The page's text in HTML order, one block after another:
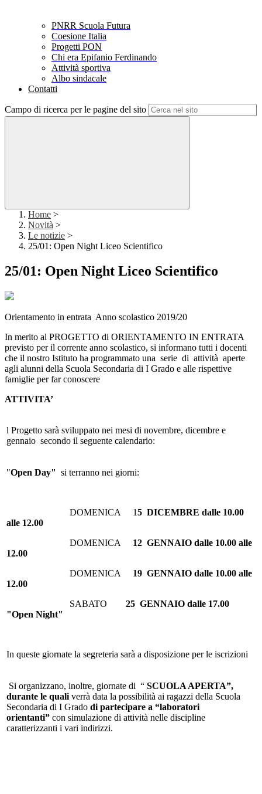
PNRR Scuola Futura
Coesione Italia
Progetti PON
Chi era Epifanio Ferdinando
Attività sportiva
Albo sindacale
Contatti
Campo di ricerca per le pagine del sito
Home >
Novità >
Le notizie >
25/01: Open Night Liceo Scientifico
25/01: Open Night Liceo Scientifico
Orientamento in entrata Anno scolastico 2019/20
In merito al PROGETTO di ORIENTAMENTO IN ENTRATA
previsto per il corrente anno scolastico, si informano tutti i docenti
che il nostro Istituto ha programmato una serie di attività aperte
agli alunni della Scuola Secondaria di I Grado e alle rispettive
famiglie per far conoscere
ATTIVITA’
l Progetto sarà sviluppato nei mesi di novembre, dicembre e
gennaio secondo il seguente calendario:
"Open Day" si terranno nei giorni:
DOMENICA 15 DICEMBRE dalle 10.00
alle 12.00
DOMENICA 12 GENNAIO dalle 10.00 alle
12.00
DOMENICA 19 GENNAIO dalle 10.00 alle
12.00
SABATO
25 GENNAIO dalle 17.00
"Open Night"
In queste giornate la segreteria sarà a disposizione per le iscrizioni
Si organizzano, inoltre, giornate di “ SCUOLA APERTA”,
durante le quali verrà data la possibilità ai ragazzi della Scuola
Secondaria di I Grado di partecipare a “laboratori
orientanti” con simulazione di attività nelle discipline
caratterizzanti i vari indirizzi.